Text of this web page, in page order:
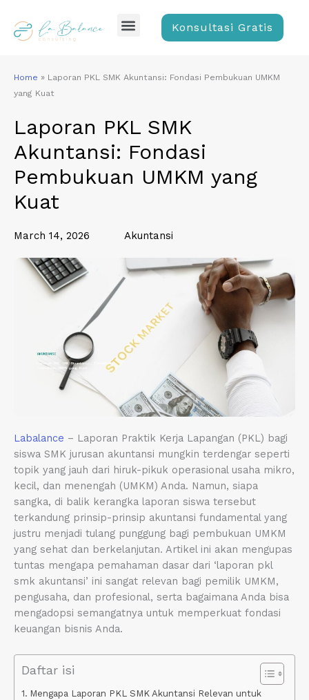
content
Menu Konsultasi Gratis
Home » Laporan PKL SMK Akuntansi: Fondasi Pembukuan UMKM
yang Kuat
Laporan PKL SMK
Akuntansi: Fondasi
Pembukuan UMKM yang
Kuat
March 14, 2026 Akuntansi
Labalance – Laporan Praktik Kerja Lapangan (PKL) bagi
siswa SMK jurusan akuntansi mungkin terdengar seperti
topik yang jauh dari hiruk-pikuk operasional usaha mikro,
kecil, dan menengah (UMKM) Anda. Namun, siapa
sangka, di balik kerangka laporan siswa tersebut
terkandung prinsip-prinsip akuntansi fundamental yang
justru menjadi tulang punggung bagi pembukuan UMKM
yang sehat dan berkelanjutan. Artikel ini akan mengupas
tuntas mengapa pemahaman dasar dari ‘laporan pkl
smk akuntansi’ ini sangat relevan bagi pemilik UMKM,
pengusaha, dan profesional, serta bagaimana Anda bisa
mengadopsi semangatnya untuk memperkuat fondasi
keuangan bisnis Anda.
Daftar isi
Mengapa Laporan PKL SMK Akuntansi Relevan untuk